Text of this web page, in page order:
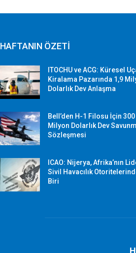
HAFTANIN ÖZETİ
ITOCHU ve ACG: Küresel
Kiralama Pazarında 1,9
Dolarlık Dev Anlaşma
Bell’den H-1 Filosu İçin 300
Milyon Dolarlık Dev
Sözleşmesi
ICAO: Nijerya, Afrika’nın
Sivil Havacılık
Biri